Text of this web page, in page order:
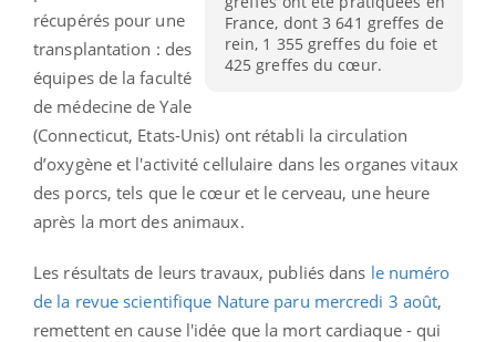
France, dont 3 641 greffes de
rein, 1 355 greffes du foie et
425 greffes du cœur.
récupérés pour une
transplantation : des
équipes de la faculté
de médecine de Yale
(Connecticut, Etats-Unis) ont rétabli la circulation
d’oxygène et l'activité cellulaire dans les organes vitaux
des porcs, tels que le cœur et le cerveau, une heure
après la mort des animaux.
Les résultats de leurs travaux, publiés dans le numéro
de la revue scientifique Nature paru mercredi 3 août,
remettent en cause l'idée que la mort cardiaque - qui